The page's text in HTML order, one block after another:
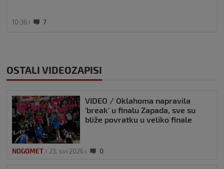
10:36 7
OSTALI VIDEOZAPISI
VIDEO / Oklahoma napravila
‘break’ u finalu Zapada, sve su
bliže povratku u veliko finale
NOGOMET 23. svi 2026 0